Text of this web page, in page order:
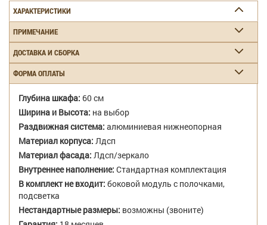
ХАРАКТЕРИСТИКИ
ПРИМЕЧАНИЕ
ДОСТАВКА И СБОРКА
ФОРМА ОПЛАТЫ
Глубина шкафа: 60 см
Ширина и Высота: на выбор
Раздвижная система: алюминиевая нижнеопорная
Материал корпуса: Лдсп
Материал фасада: Лдсп/зеркало
Внутреннее наполнение: Стандартная комплектация
В комплект не входит: боковой модуль с полочками,
подсветка
Нестандартные размеры: возможны (звоните)